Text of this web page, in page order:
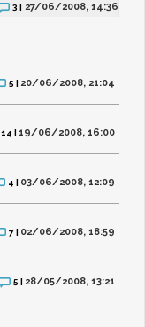
3 | 27/06/2008, 14:36
5 | 20/06/2008, 21:04
14 |19/06/2008, 16:00
4 | 03/06/2008, 12:09
7 | 02/06/2008, 18:59
5 | 28/05/2008, 13:21